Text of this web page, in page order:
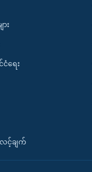
း
ရေး
လင့်ချက်